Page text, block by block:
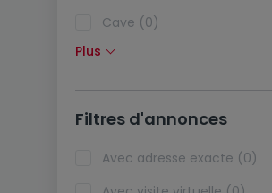
Cave (0)
Grenier (0)
Ascenseur (0)
Animaux acceptés (0)
Biens de vacances (0)
Plus
Filtres d'annonces
Avec adresse exacte (0)